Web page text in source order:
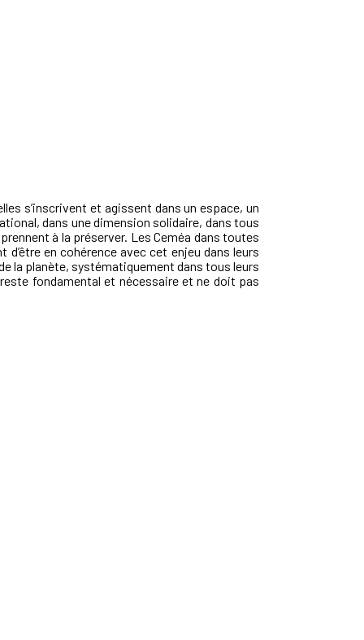
s’inscrivent et agissent dans un espace, un
dans une dimension solidaire, dans tous
à la préserver. Les Ceméa dans toutes
en cohérence avec cet enjeu dans leurs
la planète, systématiquement dans tous leurs
fondamental et nécessaire et ne doit pas